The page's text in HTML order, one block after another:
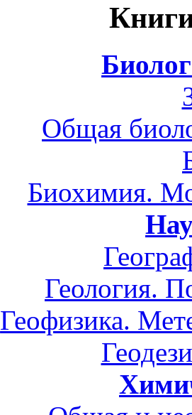
Общая
Биохимия.
Геология.
Геофизика.